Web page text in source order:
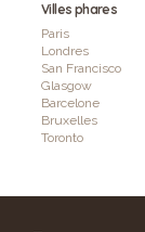
Villes phares
Paris
Londres
San Francisco
Glasgow
Barcelone
Bruxelles
Toronto